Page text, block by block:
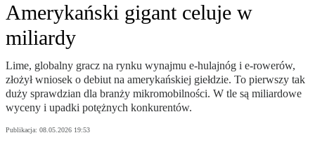
Amerykański gigant celuje w
miliardy
Lime, globalny gracz na rynku wynajmu e-hulajnóg i e-rowerów,
złożył wniosek o debiut na amerykańskiej giełdzie. To pierwszy tak
duży sprawdzian dla branży mikromobilności. W tle są miliardowe
wyceny i upadki potężnych konkurentów.
Publikacja: 08.05.2026 19:53